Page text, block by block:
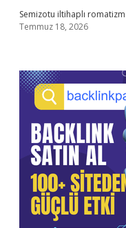
Semizotu iltihaplı
Temmuz 18, 2026